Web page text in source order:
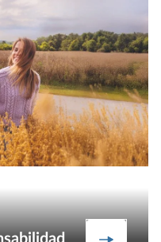
Hobby y